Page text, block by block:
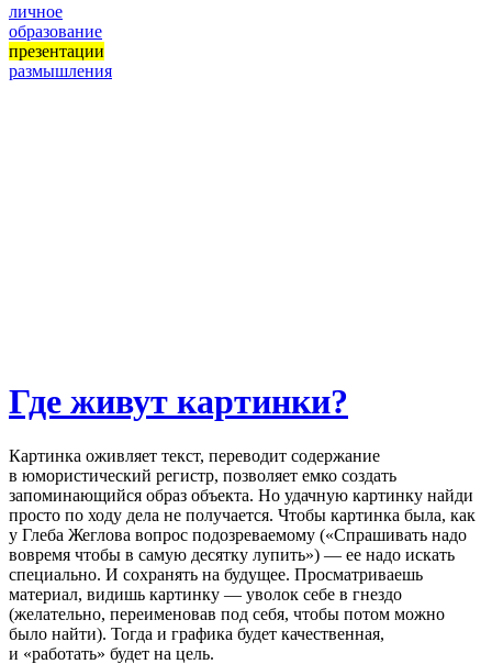
личное
образование
презентации
размышления
Где живут картинки?
Картинка оживляет текст, переводит содержание
в юмористический регистр, позволяет емко создать
запоминающийся образ объекта. Но удачную картинку найди
просто по ходу дела не получается. Чтобы картинка была, как
у Глеба Жеглова вопрос подозреваемому («Спрашивать надо
вовремя чтобы в самую десятку лупить») — ее надо искать
специально. И сохранять на будущее. Просматриваешь
материал, видишь картинку — уволок себе в гнездо
(желательно, переименовав под себя, чтобы потом можно
было найти). Тогда и графика будет качественная,
и «работать» будет на цель.